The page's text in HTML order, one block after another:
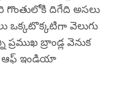
గొంతులోకి దిగేది అసలు
వెలుగు
బ్రాండ్ల వెనుక
ఆఫ్ ఇండియా